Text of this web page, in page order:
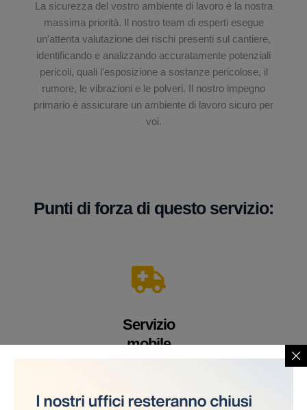
La sicurezza del vostro ambiente di lavoro è la nostra
massima priorità. Il nostro team di esperti esegue
un’attenta valutazione dei rischi presenti sul cantiere,
identificando e analizzando accuratamente potenziali
pericoli, quali l’esposizione a sostanze pericolose, il
rumore, le vibrazioni e le polveri. Il nostro impegno
primario è assicurare un ambiente di lavoro sicuro per
voi.
Punti di forza di questo servizio:
Servizio
mobile
nostri servizi direttamente sul cantiere, eliminando la